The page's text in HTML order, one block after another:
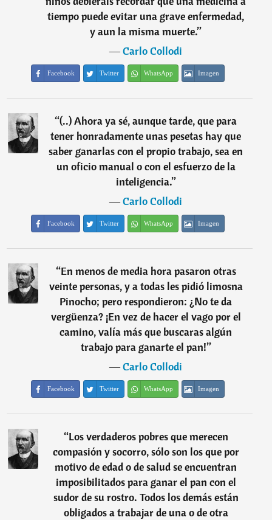
tiempo puede evitar una grave enfermedad,
y aun la misma muerte.”
―Carlo Collodi
Facebook Twitter WhatsApp Imagen
“(..) Ahora ya sé, aunque tarde, que para
tener honradamente unas pesetas hay que
saber ganarlas con el propio trabajo, sea en
un oficio manual o con el esfuerzo de la
inteligencia.”
―Carlo Collodi
Facebook Twitter WhatsApp Imagen
“En menos de media hora pasaron otras
veinte personas, y a todas les pidió limosna
Pinocho; pero respondieron: ¿No te da
vergüenza? ¡En vez de hacer el vago por el
camino, valía más que buscaras algún
trabajo para ganarte el pan!”
―Carlo Collodi
Facebook Twitter WhatsApp Imagen
“Los verdaderos pobres que merecen
compasión y socorro, sólo son los que por
motivo de edad o de salud se encuentran
imposibilitados para ganar el pan con el
sudor de su rostro. Todos los demás están
obligados a trabajar de una o de otra